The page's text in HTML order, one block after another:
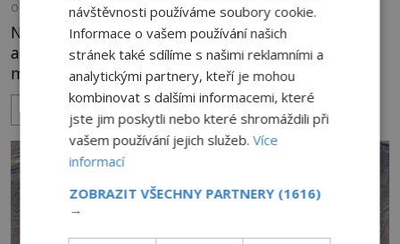
OD FILIP APPL 12.11.2023 3.0TIS
Naše planeta ukrývá velké množství
archeologických a historických záhad, které zatím
marně čekají na své rozluštění. Často jsou totiž
spojeny s kulturami, o kterých toho kvůli
nedostatku záznamů víme jen velmi málo. Je to i
případ tajemných obrazců v půdě či ve skalách
nacházejících se po celém světě. O jakých se
nejvíce hovoří v posledních letech?
návštěvnosti používáme soubory cookie.
Informace o vašem používání našich
stránek také sdílíme s našimi reklamními a
analytickými partnery, kteří je mohou
kombinovat s dalšími informacemi, které
jste jim poskytli nebo které shromáždili při
vašem používání jejich služeb.Více
informací
ZOBRAZIT VŠECHNY PARTNERY (1616)
→